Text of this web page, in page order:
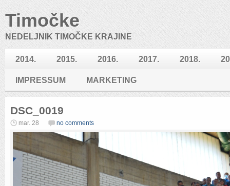
Timočke
NEDELJNIK TIMOČKE KRAJINE
2014. 2015. 2016. 2017. 2018.
IMPRESSUM MARKETING
DSC_0019
mar. 28 no comments